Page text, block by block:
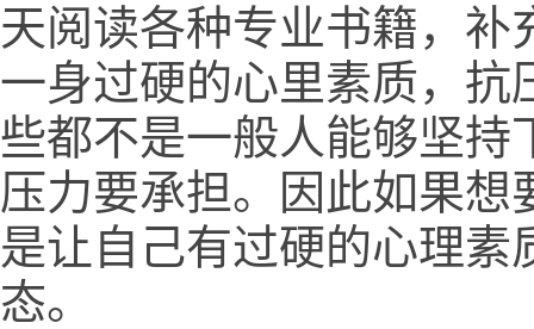
天阅读各种专业书籍，
一身过硬的心里素质，抗
些都不是一般人能够坚持
压力要承担。因此如果
是让自己有过硬的心理
态。